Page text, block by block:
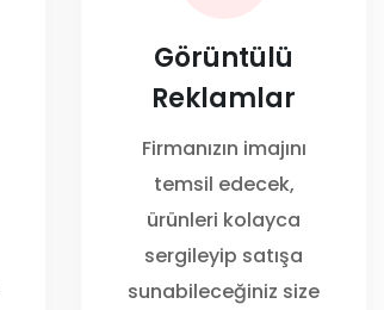
Görüntülü
Reklamlar
Firmanızın imajını
temsil edecek,
ürünleri kolayca
sergileyip satışa
sunabileceğiniz size